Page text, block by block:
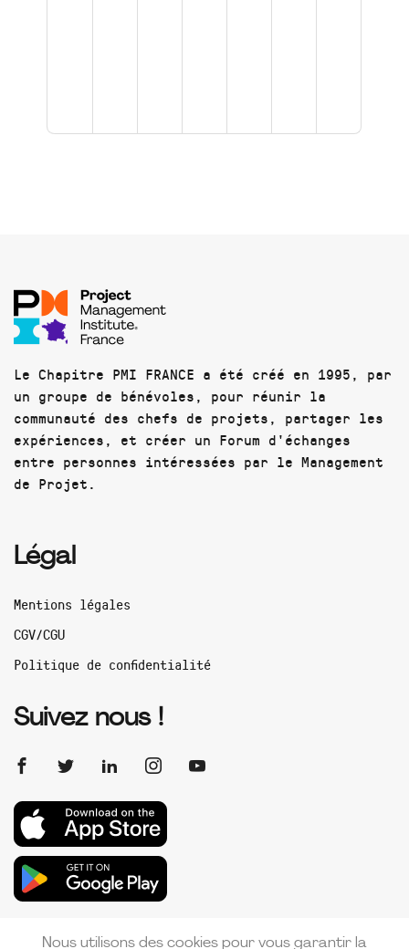
Le Chapitre PMI FRANCE a été créé en 1995, par
un groupe de bénévoles, pour réunir la
communauté des chefs de projets, partager les
expériences, et créer un Forum d'échanges
entre personnes intéressées par le Management
de Projet.
Légal
Mentions légales
CGV/CGU
Politique de confidentialité
Suivez nous !
Nous utilisons des cookies pour vous garantir la